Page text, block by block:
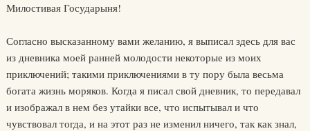
Милостивая Государыня!
Согласно высказанному вами желанию, я выписал здесь для вас
из дневника моей ранней молодости некоторые из моих
приключений; такими приключениями в ту пору была весьма
богата жизнь моряков. Когда я писал свой дневник, то передавал
и изображал в нем без утайки все, что испытывал и что
чувствовал тогда, и на этот раз не изменил ничего, так как знал,